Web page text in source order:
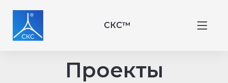
СКС™
Проекты